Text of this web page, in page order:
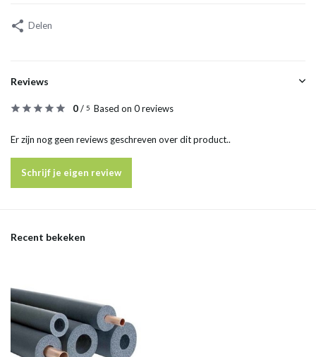
Delen
Reviews
0/ 5 Based on 0 reviews
Er zijn nog geen reviews geschreven over dit product..
Schrijf je eigen review
Recent bekeken